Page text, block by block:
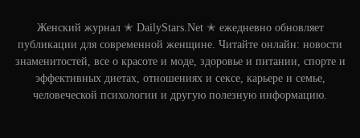
Женский журнал ✭ DailyStars.Net ✭ ежедневно обновляет
публикации для современной женщине. Читайте онлайн: новости
знаменитостей, все о красоте и моде, здоровье и питании, спорте и
эффективных диетах, отношениях и сексе, карьере и семье,
человеческой психологии и другую полезную информацию.